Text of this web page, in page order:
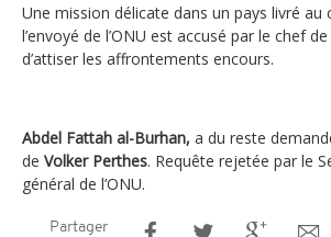
Une mission délicate dans un pays livré au
l’envoyé de l’ONU est accusé par le chef de
d’attiser les affrontements encours.
Abdel Fattah al-Burhan, a du reste
de Volker Perthes. Requête rejetée par le
général de l’ONU.
Partager